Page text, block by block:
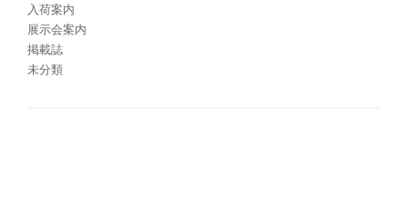
入荷案内
展示会案内
掲載誌
未分類